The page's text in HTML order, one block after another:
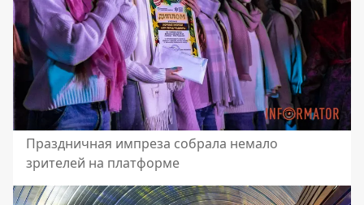
Праздничная импреза собрала немало
зрителей на платформе